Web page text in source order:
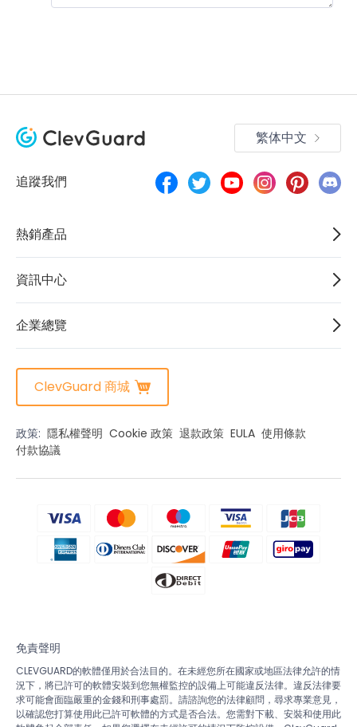
追蹤我們
繁体中文
熱銷產品
資訊中心
企業總覽
ClevGuard 商城
政策: 隱私權聲明 Cookie 政策 退款政策 EULA 使用條款
付款協議
免責聲明
CLEVGUARD的軟體僅用於合法目的。在未經您所在國家或地區法律允許的情
況下，將已許可的軟體安裝到您無權監控的設備上可能違反法律。違反法律要
求可能會面臨嚴重的金錢和刑事處罰。請諮詢您的法律顧問，尋求專業意見，
以確認您打算使用此已許可軟體的方式是否合法。您需對下載、安裝和使用此